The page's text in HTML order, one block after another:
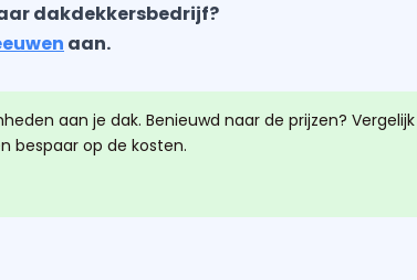
dakdekkersbedrijf?
aan.
aan je dak. Benieuwd naar de prijzen? Vergelijk
bespaar op de kosten.